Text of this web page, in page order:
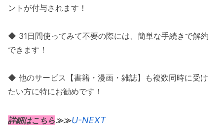
ントが付与されます！
◆ 31日間使ってみて不要の際には、簡単な手続きで解約
できます！
◆ 他のサービス【書籍・漫画・雑誌】も複数同時に受け
たい方に特にお勧めです！
詳細はこちら≫≫U-NEXT